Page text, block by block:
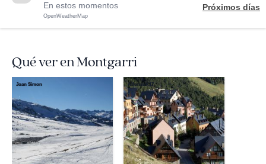
En estos momentos
OpenWeatherMap
Próximos días
Qué ver en Montgarri
Joan Simon AlfonsoK17